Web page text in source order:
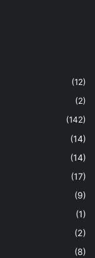
(12)
(2)
(142)
(14)
(14)
(17)
(9)
(1)
(2)
(8)